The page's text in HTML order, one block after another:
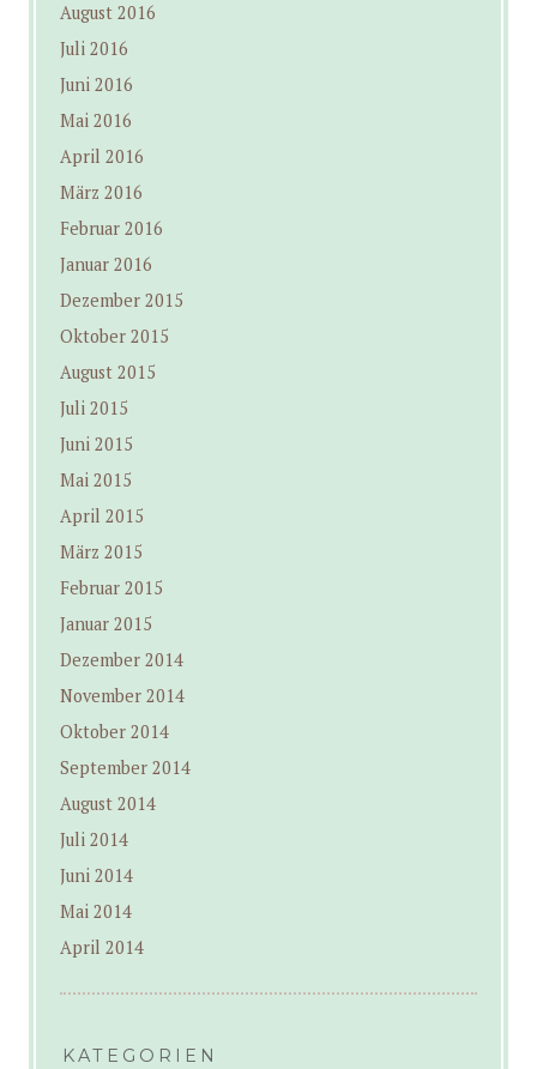
August 2016
Juli 2016
Juni 2016
Mai 2016
April 2016
März 2016
Februar 2016
Januar 2016
Dezember 2015
Oktober 2015
August 2015
Juli 2015
Juni 2015
Mai 2015
April 2015
März 2015
Februar 2015
Januar 2015
Dezember 2014
November 2014
Oktober 2014
September 2014
August 2014
Juli 2014
Juni 2014
Mai 2014
April 2014
KATEGORIEN